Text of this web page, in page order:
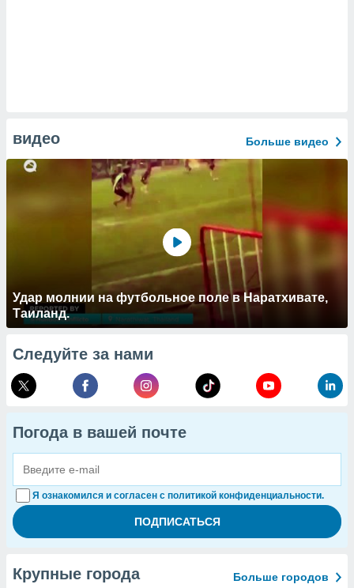
видео Больше видео
Удар молнии на футбольное поле в Наратхивате,
Таиланд.
Следуйте за нами
Погода в вашей почте
Я ознакомился и согласен с политикой конфиденциальности.
Крупные города Больше городов